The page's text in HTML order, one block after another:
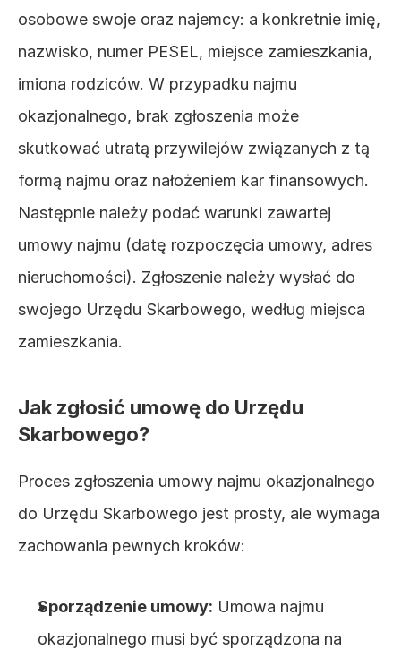
osobowe swoje oraz najemcy: a konkretnie imię,
nazwisko, numer PESEL, miejsce zamieszkania,
imiona rodziców. W przypadku najmu
okazjonalnego, brak zgłoszenia może
skutkować utratą przywilejów związanych z tą
formą najmu oraz nałożeniem kar finansowych.
Następnie należy podać warunki zawartej
umowy najmu (datę rozpoczęcia umowy, adres
nieruchomości). Zgłoszenie należy wysłać do
swojego Urzędu Skarbowego, według miejsca
zamieszkania.
Jak zgłosić umowę do Urzędu
Skarbowego?
Proces zgłoszenia umowy najmu okazjonalnego
do Urzędu Skarbowego jest prosty, ale wymaga
zachowania pewnych kroków:
Sporządzenie umowy: Umowa najmu
okazjonalnego musi być sporządzona na